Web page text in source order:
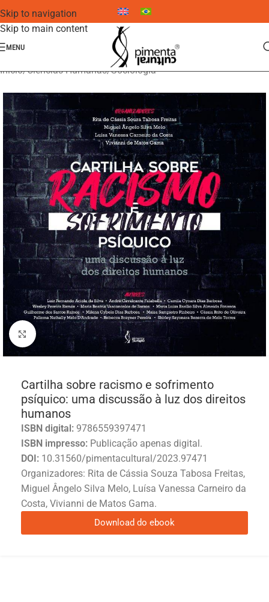
Skip to navigation
Skip to main content
MENU
Início/Ciências Humanas/Sociologia
Click to enlarge
Cartilha sobre racismo e sofrimento
psíquico: uma discussão à luz dos direitos
humanos
ISBN digital: 9786559397471
ISBN impresso: Publicação apenas digital.
DOI: 10.31560/pimentacultural/2023.97471
Organizadores: Rita de Cássia Souza Tabosa Freitas,
Miguel Ângelo Silva Melo, Luísa Vanessa Carneiro da
Costa, Vivianni de Matos Gama.
Download do ebook